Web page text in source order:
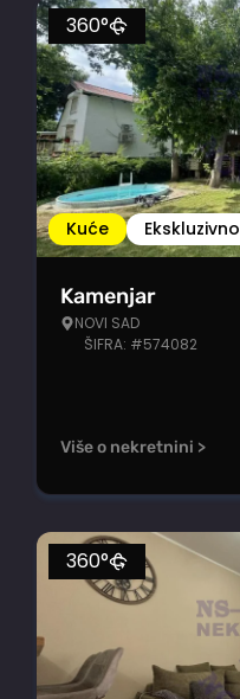
Kuće Ekskluzivno
360°
Kamenjar
NOVI SAD
ŠIFRA: #574082
Više o nekretnini >
360°